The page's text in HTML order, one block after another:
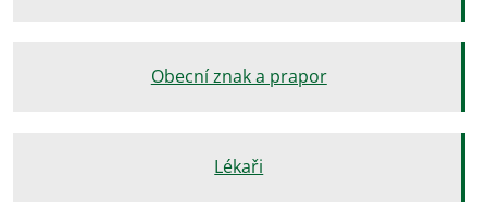
Obecní znak a prapor
Lékaři